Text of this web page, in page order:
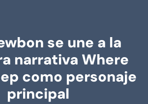
se une a la
narrativa Where
como personaje
principal